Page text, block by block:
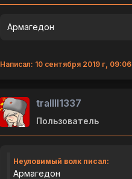
Армагедон
Написал: 10 сентября 2019 г, 09:06
trallll1337
Пользователь
Неуловимый волк писал:
Армагедон